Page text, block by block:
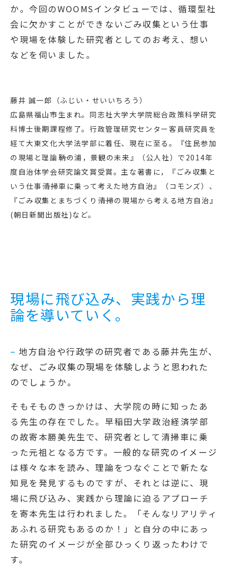
か。今回のWOOMSインタビューでは、循環型社
会に欠かすことができないごみ収集という仕事
や現場を体験した研究者としてのお考え、想い
などを伺いました。
藤井 誠一郎（ふじい・せいいちろう）
広島県福山市生まれ。同志社大学大学院総合政策科学研究
科博士後期課程修了。行政管理研究センター客員研究員を
経て大東文化大学法学部に着任、現在に至る。『住民参加
の現場と理論――鞆の浦，景観の未来』（公人社）で2014年
度自治体学会研究論文賞受賞。主な著書に，『ごみ収集と
いう仕事――清掃車に乗って考えた地方自治』（コモンズ）、
『ごみ収集とまちづくり――清掃の現場から考える地方自治』
(朝日新聞出版社)など。
現場に飛び込み、実践から理
論を導いていく。
– 地方自治や行政学の研究者である藤井先生が、
なぜ、ごみ収集の現場を体験しようと思われた
のでしょうか。
そもそものきっかけは、大学院の時に知ったあ
る先生の存在でした。早稲田大学政治経済学部
の故寄本勝美先生で、研究者として清掃車に乗
った元祖となる方です。一般的な研究のイメージ
は様々な本を読み、理論をつなぐことで新たな
知見を発見するものですが、それとは逆に、現
場に飛び込み、実践から理論に迫るアプローチ
を寄本先生は行われました。「そんなリアリティ
あふれる研究もあるのか！」と自分の中にあっ
た研究のイメージが全部ひっくり返ったわけで
す。